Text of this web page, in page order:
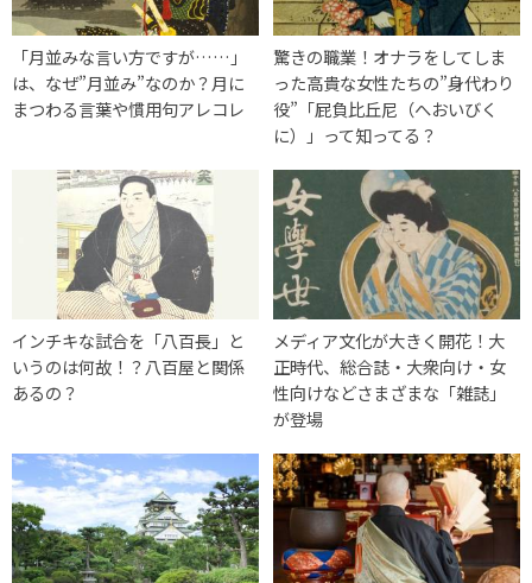
「月並みな言い方ですが……」
は、なぜ”月並み”なのか？月に
まつわる言葉や慣用句アレコレ
驚きの職業！オナラをしてしま
った高貴な女性たちの”身代わり
役”「屁負比丘尼（へおいびく
に）」って知ってる？
インチキな試合を「八百長」と
いうのは何故！？八百屋と関係
あるの？
メディア文化が大きく開花！大
正時代、総合誌・大衆向け・女
性向けなどさまざまな「雑誌」
が登場